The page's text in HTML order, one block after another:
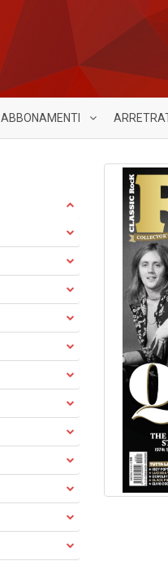
ABBONAMENTI